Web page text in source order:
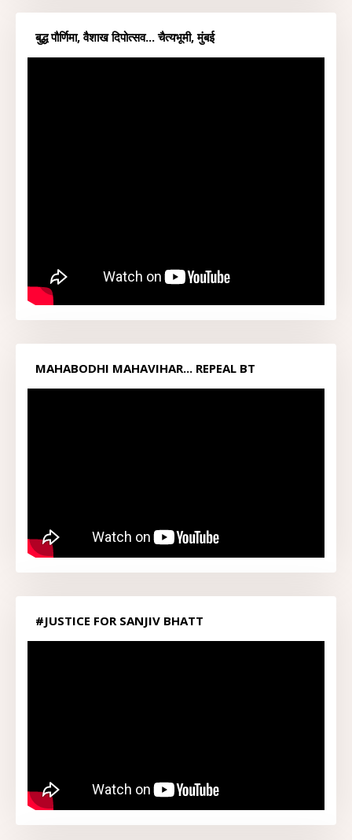
बुद्ध पौर्णिमा, वैशाख दिपोत्सव... चैत्यभूमी, मुंबई
MAHABODHI MAHAVIHAR... REPEAL BT
ACT1949...
#JUSTICE FOR SANJIV BHATT